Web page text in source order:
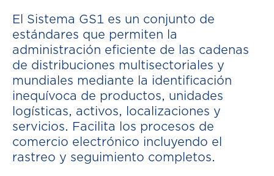
El Sistema GS1 es un conjunto de
estándares que permiten la
administración eficiente de las cadenas
de distribuciones multisectoriales y
mundiales mediante la identificación
inequívoca de productos, unidades
logísticas, activos, localizaciones y
servicios. Facilita los procesos de
comercio electrónico incluyendo el
rastreo y seguimiento completos.